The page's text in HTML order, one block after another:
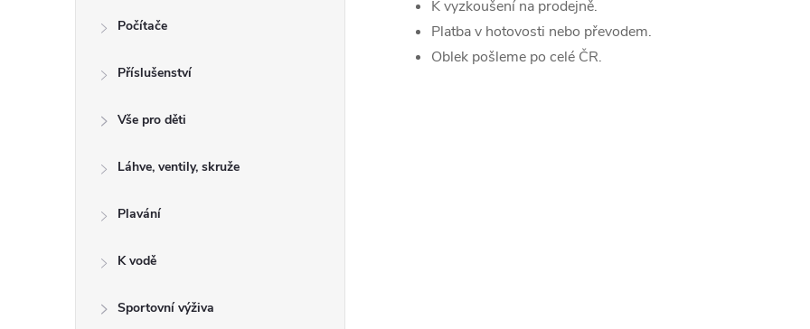
Počítače
Příslušenství
Vše pro děti
Láhve, ventily, skruže
Plavání
K vodě
Sportovní výživa
K vyzkoušení na prodejně.
Platba v hotovosti nebo převodem.
Oblek pošleme po celé ČR.